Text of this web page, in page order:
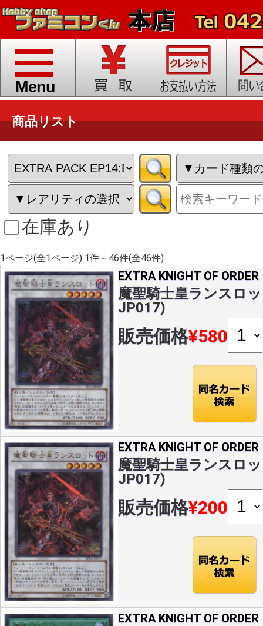
toggle
navigation
Menu
商品リスト
在庫あり
1ページ(全1ページ) 1件～46件(全46件)
EXTRA KNIGHT OF ORDER
魔聖騎士皇ランスロ
JP017)
販売価格¥580
EXTRA KNIGHT OF ORDER
魔聖騎士皇ランスロ
JP017)
販売価格¥200
EXTRA KNIGHT OF ORDER